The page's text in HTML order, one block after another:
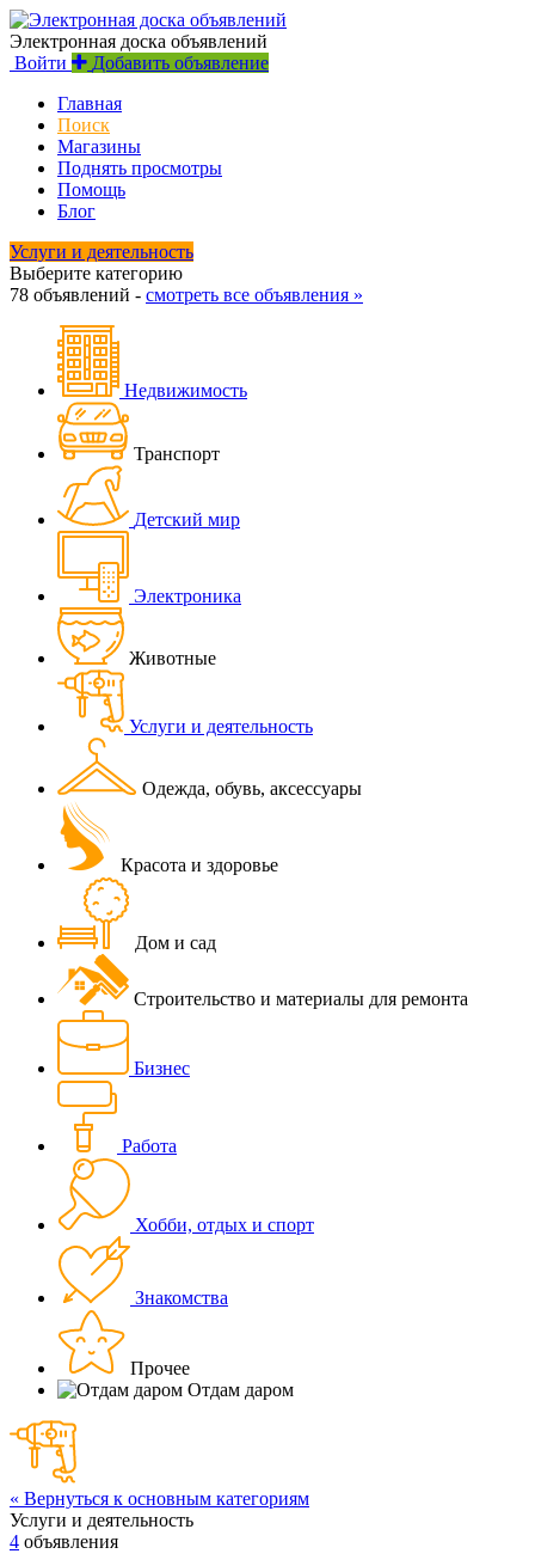
Электронная доска объявлений
Войти
Добавить объявление
Главная
Поиск
Магазины
Поднять просмотры
Помощь
Блог
Услуги и деятельность
Выберите категорию
78 объявлений - смотреть все объявления »
Недвижимость
Транспорт
Детский мир
Электроника
Животные
Услуги и деятельность
Одежда, обувь, аксессуары
Красота и здоровье
Дом и сад
Строительство и материалы для ремонта
Бизнес
Работа
Хобби, отдых и спорт
Знакомства
Прочее
Отдам даром
« Вернуться к основным категориям
Услуги и деятельность
4 объявления